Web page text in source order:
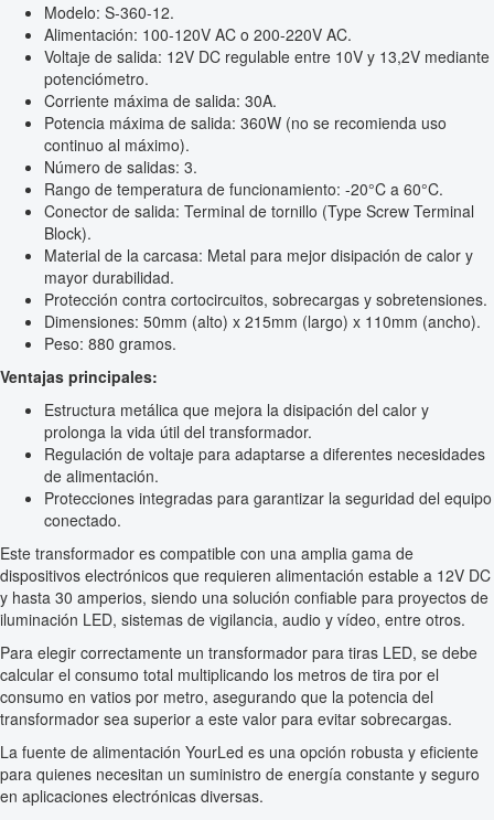
Modelo: S-360-12.
Alimentación: 100-120V AC o 200-220V AC.
Voltaje de salida: 12V DC regulable entre 10V y 13,2V mediante
potenciómetro.
Corriente máxima de salida: 30A.
Potencia máxima de salida: 360W (no se recomienda uso
continuo al máximo).
Número de salidas: 3.
Rango de temperatura de funcionamiento: -20°C a 60°C.
Conector de salida: Terminal de tornillo (Type Screw Terminal
Block).
Material de la carcasa: Metal para mejor disipación de calor y
mayor durabilidad.
Protección contra cortocircuitos, sobrecargas y sobretensiones.
Dimensiones: 50mm (alto) x 215mm (largo) x 110mm (ancho).
Peso: 880 gramos.
Ventajas principales:
Estructura metálica que mejora la disipación del calor y
prolonga la vida útil del transformador.
Regulación de voltaje para adaptarse a diferentes necesidades
de alimentación.
Protecciones integradas para garantizar la seguridad del equipo
conectado.
Este transformador es compatible con una amplia gama de
dispositivos electrónicos que requieren alimentación estable a 12V DC
y hasta 30 amperios, siendo una solución confiable para proyectos de
iluminación LED, sistemas de vigilancia, audio y vídeo, entre otros.
Para elegir correctamente un transformador para tiras LED, se debe
calcular el consumo total multiplicando los metros de tira por el
consumo en vatios por metro, asegurando que la potencia del
transformador sea superior a este valor para evitar sobrecargas.
La fuente de alimentación YourLed es una opción robusta y eficiente
para quienes necesitan un suministro de energía constante y seguro
en aplicaciones electrónicas diversas.